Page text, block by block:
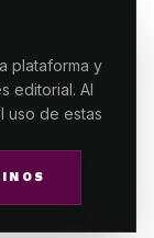
plataforma y
editorial. Al
uso de estas